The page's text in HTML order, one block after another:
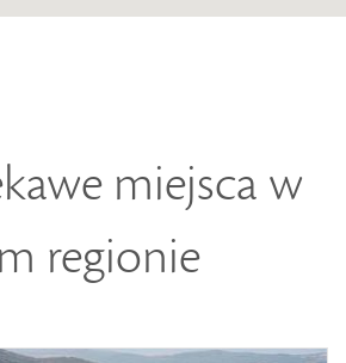
miejsca w
regionie